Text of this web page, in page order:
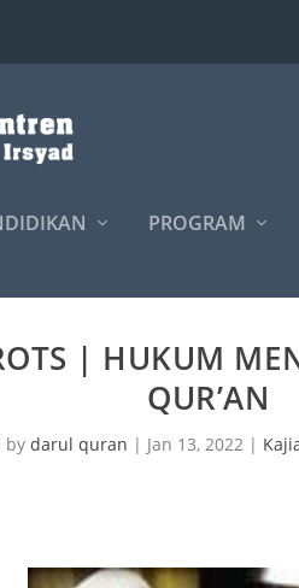
PROGRAM
| HUKUM
QUR’AN
bydarul quran | Jan 13, 2022 |